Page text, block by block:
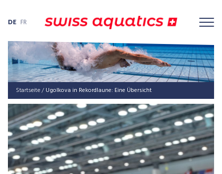
DE FR
Startseite/ Ugol­ko­va in Rekord­lau­ne: Eine Übersicht